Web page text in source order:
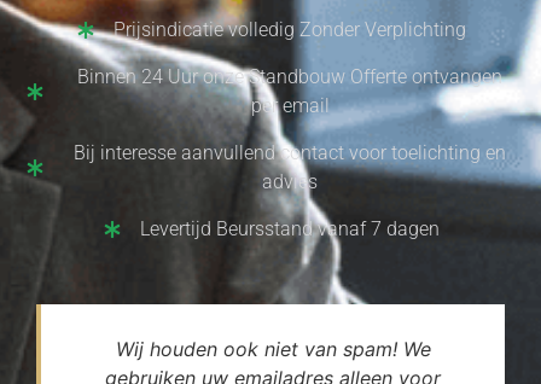
Prijsindicatie volledig Zonder Verplichting
Binnen 24 Uur onze Standbouw Offerte ontvangen
per email
Bij interesse aanvullend contact voor toelichting en
advies
Levertijd Beursstand vanaf 7 dagen
Wij houden ook niet van spam! We
gebruiken uw emailadres alleen voor